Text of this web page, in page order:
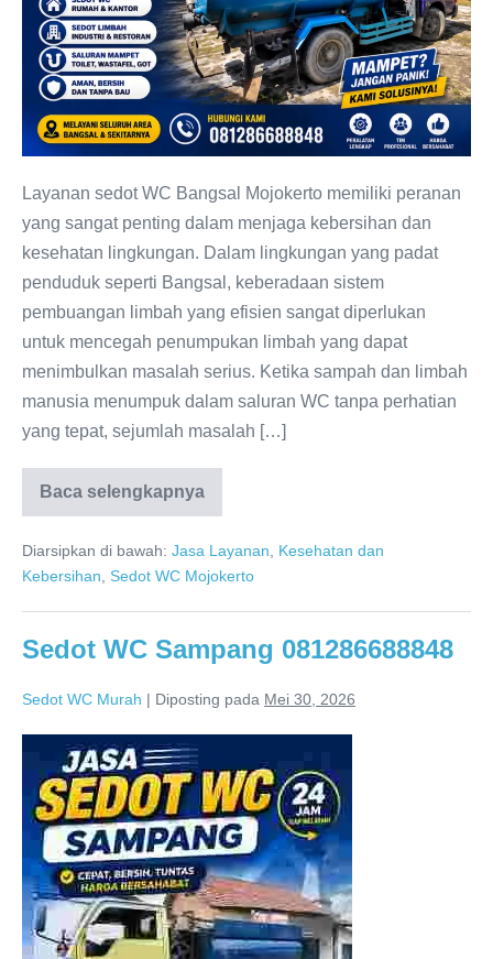
Terjangkau
Layanan sedot WC Bangsal Mojokerto memiliki peranan
yang sangat penting dalam menjaga kebersihan dan
kesehatan lingkungan. Dalam lingkungan yang padat
penduduk seperti Bangsal, keberadaan sistem
pembuangan limbah yang efisien sangat diperlukan
untuk mencegah penumpukan limbah yang dapat
menimbulkan masalah serius. Ketika sampah dan limbah
manusia menumpuk dalam saluran WC tanpa perhatian
yang tepat, sejumlah masalah […]
Baca selengkapnya
Sedot
WC
Mojokerto
–
Harga
Diarsipkan di bawah: Jasa Layanan
Kesehatan dan
Kebersihan
Sedot WC Mojokerto
Sedot WC Sampang 081286688848
Sedot WC Murah | Diposting pada Mei 30, 2026
Sedot
WC
Sampang
081286688848